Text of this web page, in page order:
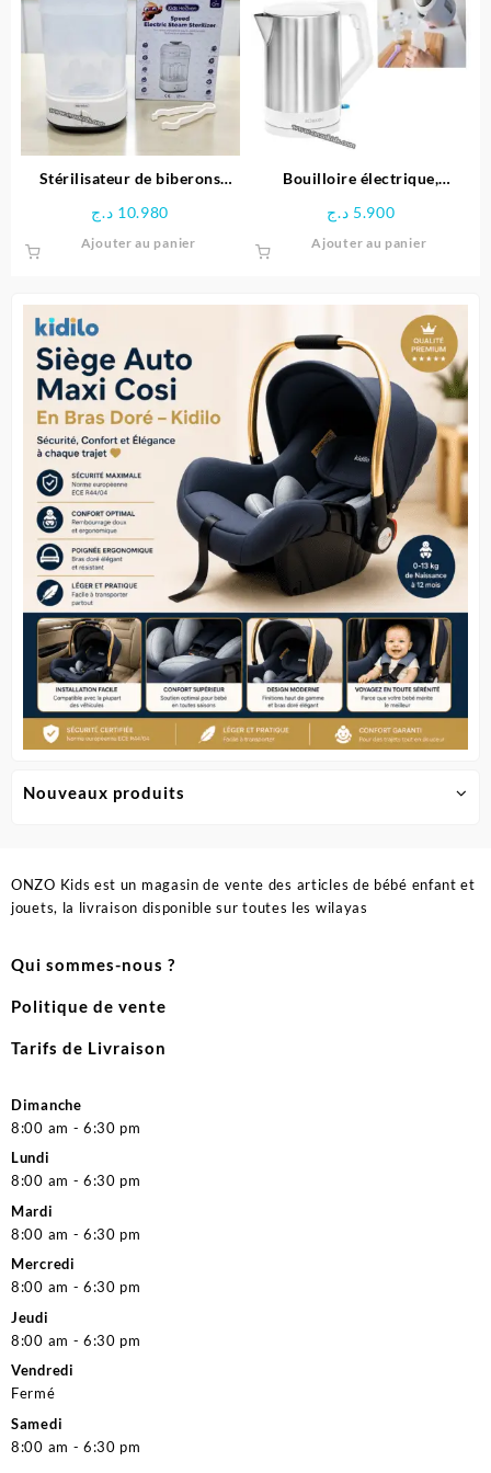
Nouveaux produits
Stérilisateur de biberons
Heaven
10.980 د.ج
Ajouter au panier
Bouilloire électrique,
bébé – BOMANN
5.900 د.ج
Ajouter au panier
ONZO Kids est un magasin de vente des articles de bébé enfant et
jouets, la livraison disponible sur toutes les wilayas
Qui sommes-nous ?
Politique de vente
Tarifs de Livraison
Dimanche
8:00 am - 6:30 pm
Lundi
8:00 am - 6:30 pm
Mardi
8:00 am - 6:30 pm
Mercredi
8:00 am - 6:30 pm
Jeudi
8:00 am - 6:30 pm
Vendredi
Fermé
Samedi
8:00 am - 6:30 pm